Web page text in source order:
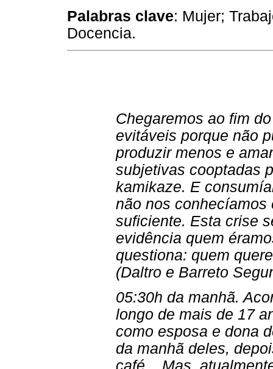
Palabras clave: Mujer;
Docencia.
Chegaremos ao fim
evitáveis porque não
produzir menos e
subjetivas cooptadas
kamikaze. E
não nos conhecíamos
suficiente. Esta crise
evidência quem
questiona: quem
(Daltro e Barreto
05:30h da manhã.
longo de mais de 17
como esposa e dona
da manhã deles,